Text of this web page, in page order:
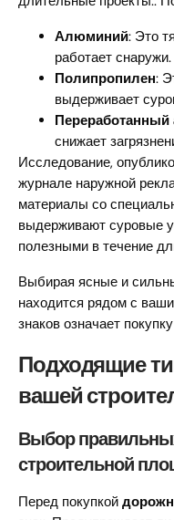
Алюминий: Это
работает снаружи.
Полипропилен:
выдерживает
снижает
Исследование,
журнале наружной
материалы со
выдерживают суровые
полезными в течение
Выбирая ясные и
находится рядом с
знаков означает
Подходящие
вашей
Выбор
строительной
Перед покупкой